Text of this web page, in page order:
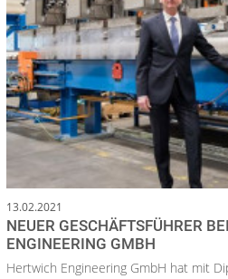
13.02.2021
NEUER GESCHÄFTSFÜHRER
ENGINEERING GMBH
Hertwich Engineering GmbH hat mit